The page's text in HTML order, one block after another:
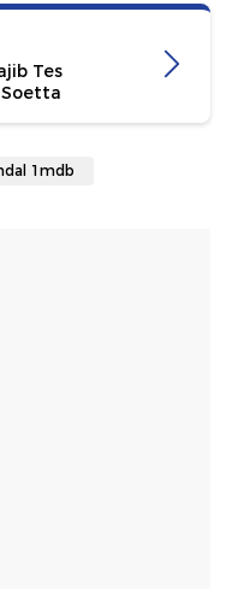
Tes
1mdb